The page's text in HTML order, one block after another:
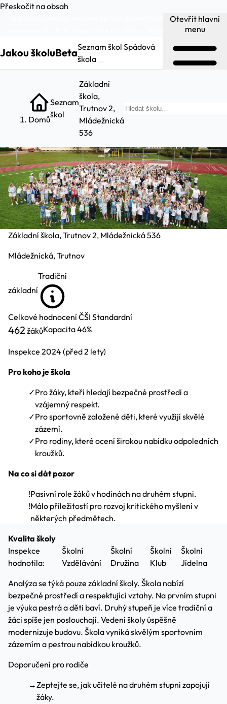
Přeskočit na obsah
Testovací provoz, web může obsahovat chyby a
dejte nám vědět.
Jakou školuBetaSeznam škol Spádová
škola
Otevřít hlavní
menu
Domů
Seznam
škol
Základní
škola,
Trutnov 2,
Mládežnická
536
Základní škola, Trutnov 2, Mládežnická 536
Mládežnická, Trutnov
základní
Tradiční
Celkové hodnocení ČŠI Standardní
462 žákůKapacita46%
Inspekce 2024 (před 2 lety)
Pro koho je škola
✓Pro žáky, kteří hledají bezpečné prostředí a
vzájemný respekt.
✓Pro sportovně založené děti, které využijí skvělé
zázemí.
✓Pro rodiny, které ocení širokou nabídku odpoledních
kroužků.
Na co si dát pozor
!Pasivní role žáků v hodinách na druhém stupni.
!Málo příležitostí pro rozvoj kritického myšlení v
některých předmětech.
Kvalita školy
Inspekce
hodnotila:
Školní
Vzdělávání
Školní
Družina
Školní
Klub
Školní
Jídelna
Analýza se týká pouze základní školy. Škola nabízí
bezpečné prostředí a respektující vztahy. Na prvním stupni
je výuka pestrá a děti baví. Druhý stupeň je více tradiční a
žáci spíše jen poslouchají. Vedení školy úspěšně
modernizuje budovu. Škola vyniká skvělým sportovním
zázemím a pestrou nabídkou kroužků.
Doporučení pro rodiče
→Zeptejte se, jak učitelé na druhém stupni zapojují
žáky.